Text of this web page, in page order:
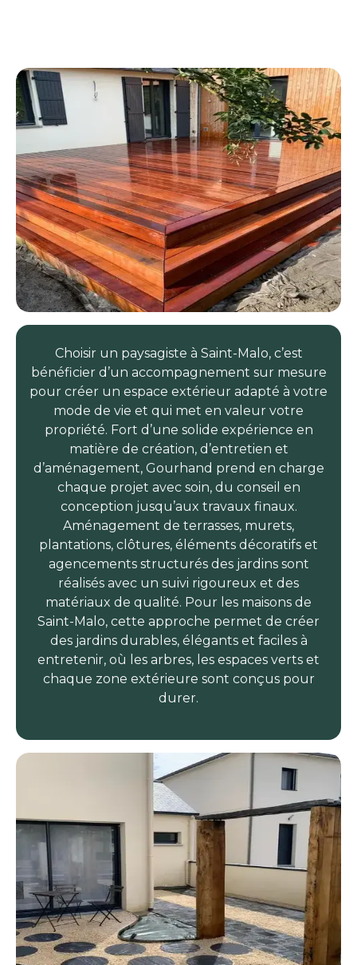
Choisir un paysagiste à Saint-Malo, c’est
bénéficier d’un accompagnement sur mesure
pour créer un espace extérieur adapté à votre
mode de vie et qui met en valeur votre
propriété. Fort d’une solide expérience en
matière de création, d’entretien et
d’aménagement, Gourhand prend en charge
chaque projet avec soin, du conseil en
conception jusqu’aux travaux finaux.
Aménagement de terrasses, murets,
plantations, clôtures, éléments décoratifs et
agencements structurés des jardins sont
réalisés avec un suivi rigoureux et des
matériaux de qualité. Pour les maisons de
Saint-Malo, cette approche permet de créer
des jardins durables, élégants et faciles à
entretenir, où les arbres, les espaces verts et
chaque zone extérieure sont conçus pour
durer.